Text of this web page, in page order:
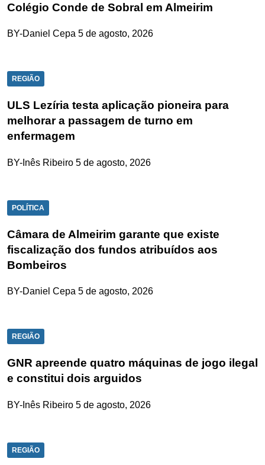
Colégio Conde de Sobral em Almeirim
BY-Daniel Cepa 5 de agosto, 2026
REGIÃO
ULS Lezíria testa aplicação pioneira para
melhorar a passagem de turno em
enfermagem
BY-Inês Ribeiro 5 de agosto, 2026
POLÍTICA
Câmara de Almeirim garante que existe
fiscalização dos fundos atribuídos aos
Bombeiros
BY-Daniel Cepa 5 de agosto, 2026
REGIÃO
GNR apreende quatro máquinas de jogo ilegal
e constitui dois arguidos
BY-Inês Ribeiro 5 de agosto, 2026
REGIÃO